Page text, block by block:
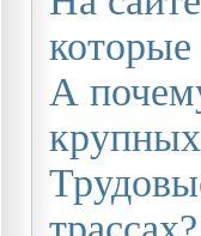
которые
А